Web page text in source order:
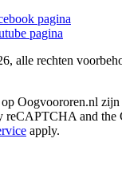
pagina
pagina
alle rechten
Oogvoororen.nl
reCAPTCHA and the
apply.